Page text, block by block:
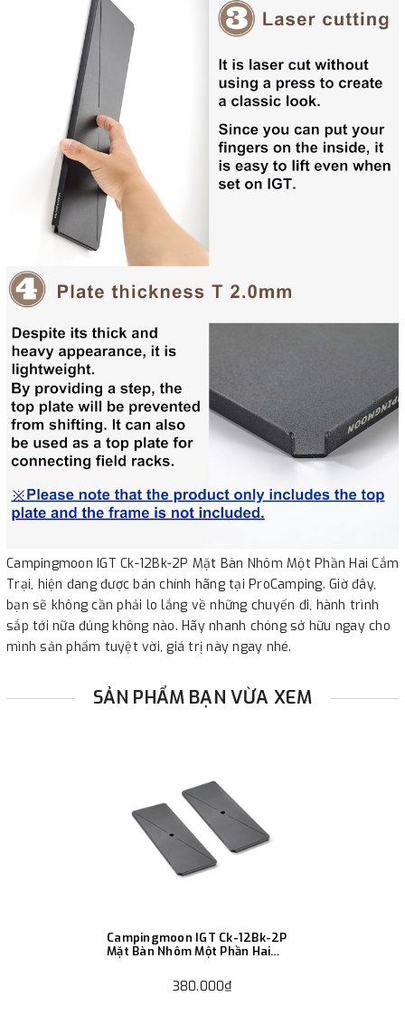
Campingmoon IGT Ck-12Bk-2P Mặt Bàn Nhôm Một Phần Hai Cắm
Trại, hiện đang được bán chính hãng tại ProCamping. Giờ đây,
bạn sẽ không cần phải lo lắng về những chuyến đi, hành trình
sắp tới nữa đúng không nào. Hãy nhanh chóng sở hữu ngay cho
mình sản phẩm tuyệt vời, giá trị này ngay nhé.
SẢN PHẨM BẠN VỪA XEM
Campingmoon IGT Ck-12Bk-2P
Mặt Bàn Nhôm Một Phần Hai
380.000₫